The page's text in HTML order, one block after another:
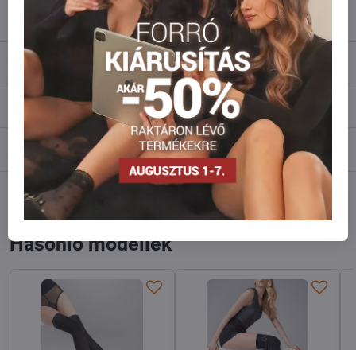
info​@everlady​.eu
Leírás
Vélemények 0
Fórum 0
Facebook Reddit LinkedIn WhatsApp
mail
Hasonló modellek